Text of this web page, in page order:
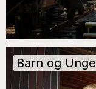
Barn og Unge